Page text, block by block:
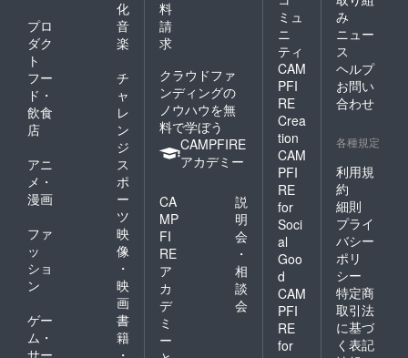
化
プロ
ダク
ト
音
楽
フー
ド・
飲食
店
チ
ャ
レ
ン
ジ
アニ
メ・
漫画
ス
ポ
ー
ツ
ファ
ッ
ショ
ン
映
像
・
映
画
ゲー
ム・
書
籍
料
請
求
クラウドファ
ンディングの
ノウハウを無
料で学ぼう
CAMPFIRE
アカデミー
CA
MP
FI
RE
ア
カ
デ
ミ
ー
説
明
会
・
相
談
会
ミュ
ニ
ティ
CAM
PFI
RE
Crea
tion
CAM
PFI
RE
for
Soci
al
Goo
d
CAM
PFI
RE
for
み
ニュー
ス
ヘルプ
お問い
合わせ
各種規定
利用規
約
細則
プライ
バシー
ポリ
シー
特定商
取引法
に基づ
く表記